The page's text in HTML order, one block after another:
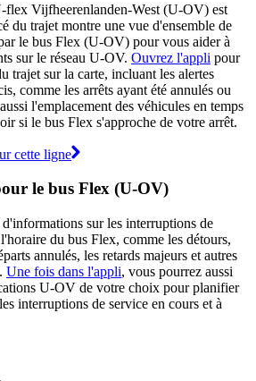
flex Vijfheerenlanden-West (U-OV) est
du trajet montre une vue d'ensemble de
le bus Flex (U-OV) pour vous aider à
sur le réseau U-OV. Ouvrez l'appli pour
trajet sur la carte, incluant les alertes
comme les arrêts ayant été annulés ou
l'emplacement des véhicules en temps
si le bus Flex s'approche de votre arrêt.
cette ligne
le bus Flex (U-OV)
sur les interruptions de
du bus Flex, comme les détours,
annulés, les retards majeurs et autres
Une fois dans l'appli, vous pourrez aussi
U-OV de votre choix pour planifier
interruptions de service en cours et à